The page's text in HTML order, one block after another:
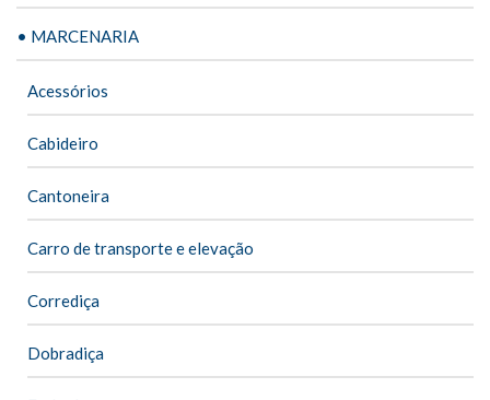
• MARCENARIA
Acessórios
Cabideiro
Cantoneira
Carro de transporte e elevação
Corrediça
Dobradiça